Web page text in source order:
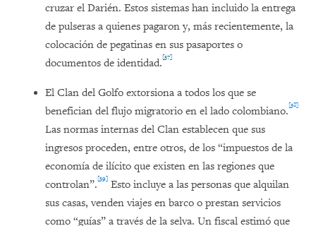
cruzar el Darién. Estos sistemas han incluido la entrega
de pulseras a quienes pagaron y, más recientemente, la
colocación de pegatinas en sus pasaportes o
documentos de identidad.[37]
El Clan del Golfo extorsiona a todos los que se
benefician del flujo migratorio en el lado colombiano.[38]
Las normas internas del Clan establecen que sus
ingresos proceden, entre otros, de los “impuestos de la
economía de ilícito que existen en las regiones que
controlan”.[39] Esto incluye a las personas que alquilan
sus casas, venden viajes en barco o prestan servicios
como “guías” a través de la selva. Un fiscal estimó que